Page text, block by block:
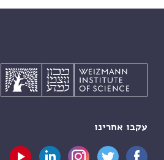
עקבו אחרינו